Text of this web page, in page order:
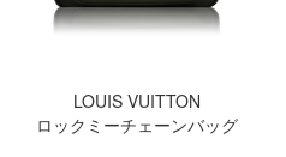
LOUIS VUITTON
ロックミーチェーンバッグ